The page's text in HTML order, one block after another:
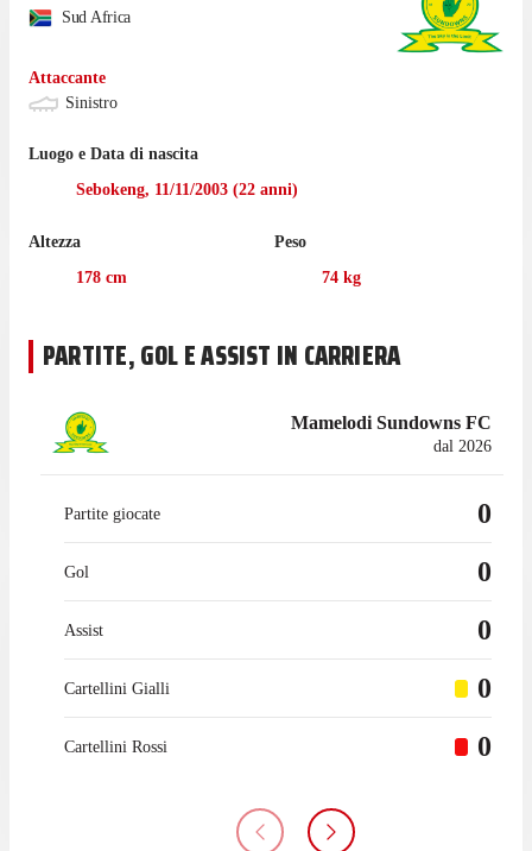
Sud Africa
Attaccante
Sinistro
Luogo e Data di nascita
Sebokeng, 11/11/2003 (22 anni)
Altezza
178 cm
Peso
74 kg
PARTITE, GOL E ASSIST IN CARRIERA
Mamelodi Sundowns FC
dal 2026
Partite giocate 0
Gol 0
Assist 0
Cartellini Gialli 0
Cartellini Rossi 0